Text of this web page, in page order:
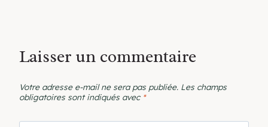
Laisser un commentaire
Votre adresse e-mail ne sera pas publiée. Les champs
obligatoires sont indiqués avec *